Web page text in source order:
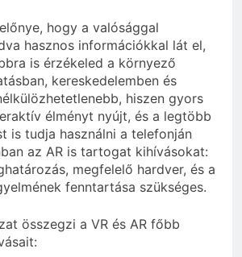
hogy a valósággal
hasznos információkkal lát el,
is érzékeled a környező
kereskedelemben és
hiszen gyors
élményt nyújt, és a legtöbb
is tudja használni a telefonján
az AR is tartogat kihívásokat:
megfelelő hardver, és a
fenntartása szükséges.
összegzi a VR és AR főbb